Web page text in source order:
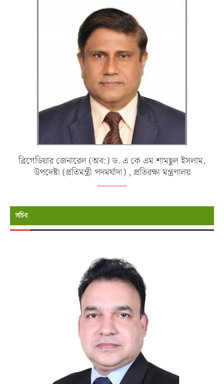
ব্রিগেডিয়ার জেনারেল (অব:) ড. এ কে এম শামছুল ইসলাম,
উপদেষ্টা (প্রতিমন্ত্রী পদমর্যাদা) , প্রতিরক্ষা মন্ত্রণালয়
সচিব